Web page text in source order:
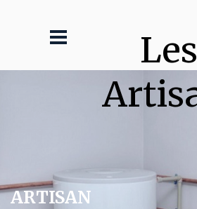
Les
ARTISAN